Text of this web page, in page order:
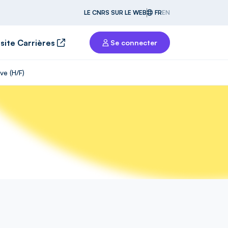
LE CNRS SUR LE WEB FREN
Carrières Se connecter
(H/F)